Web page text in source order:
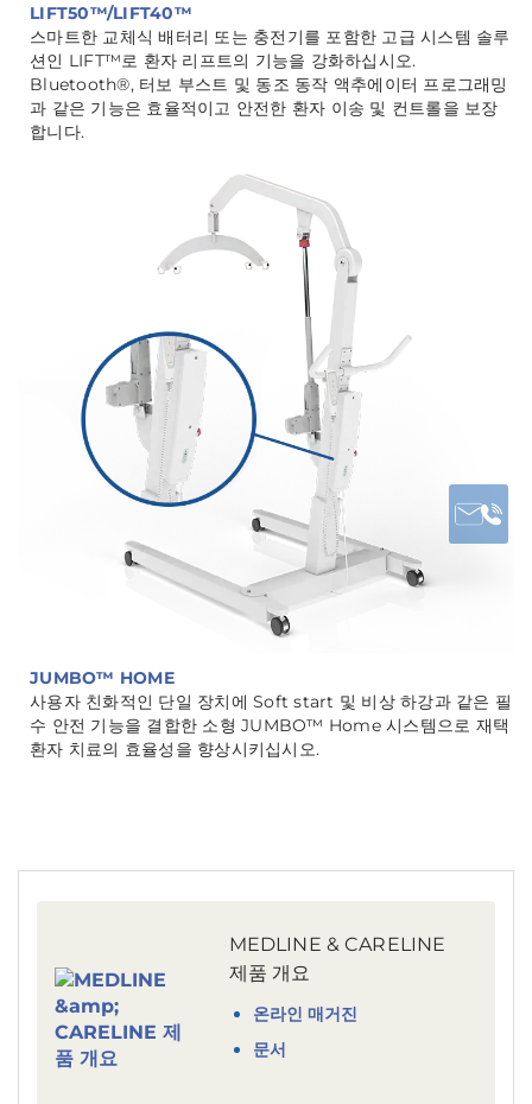
LIFT50™/LIFT40™
스마트한 교체식 배터리 또는 충전기를 포함한 고급 시스템 솔루
션인 LIFT™️로 환자 리프트의 기능을 강화하십시오.
Bluetooth®️, 터보 부스트 및 동조 동작 액추에이터 프로그래밍
과 같은 기능은 효율적이고 안전한 환자 이송 및 컨트롤을 보장
합니다.
JUMBO™ HOME
사용자 친화적인 단일 장치에 Soft start 및 비상 하강과 같은 필
수 안전 기능을 결합한 소형 JUMBO™ Home 시스템으로 재택
환자 치료의 효율성을 향상시키십시오.
MEDLINE & CARELINE
제품 개요
온라인 매거진
문서